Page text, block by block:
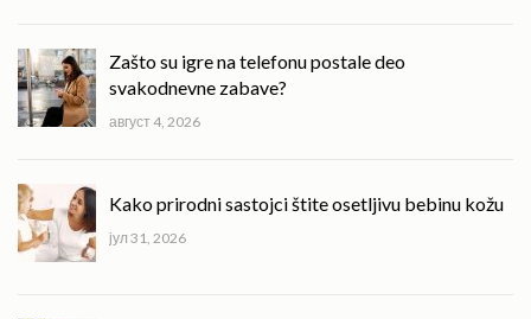
Zašto su igre na telefonu postale deo
svakodnevne zabave?
август 4, 2026
Kako prirodni sastojci štite osetljivu bebinu kožu
јул 31, 2026